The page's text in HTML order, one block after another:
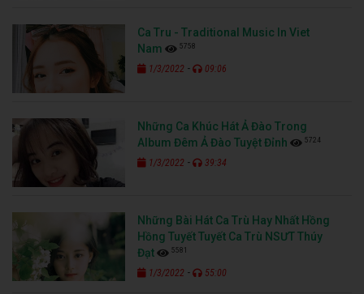
Ca Tru - Traditional Music In Viet
Nam
5758
1/3/2022 - 09:06
Những Ca Khúc Hát Ả Đào Trong
Album Đêm Ả Đào Tuyệt Đỉnh
5724
1/3/2022 - 39:34
Những Bài Hát Ca Trù Hay Nhất Hồng
Hồng Tuyết Tuyết Ca Trù NSƯT Thúy
Đạt
5581
1/3/2022 - 55:00